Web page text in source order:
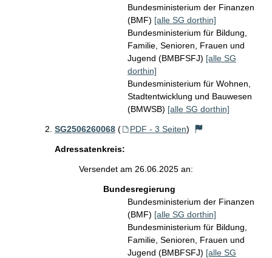
Bundesministerium der Finanzen
(BMF) [alle SG dorthin]
Bundesministerium für Bildung,
Familie, Senioren, Frauen und
Jugend (BMBFSFJ) [alle SG
dorthin]
Bundesministerium für Wohnen,
Stadtentwicklung und Bauwesen
(BMWSB) [alle SG dorthin]
SG2506260068 ( PDF - 3 Seiten)
Adressatenkreis:
Versendet am 26.06.2025 an:
Bundesregierung
Bundesministerium der Finanzen
(BMF) [alle SG dorthin]
Bundesministerium für Bildung,
Familie, Senioren, Frauen und
Jugend (BMBFSFJ) [alle SG